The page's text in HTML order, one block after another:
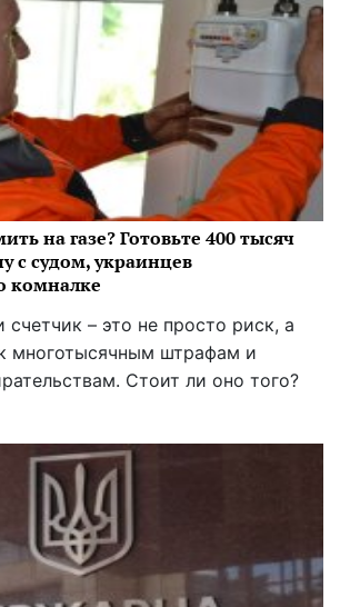
на газе? Готовьте 400 тысяч
с судом, украинцев
комналке
– это не просто риск, а
многотысячным штрафам и
Стоит ли оно того?